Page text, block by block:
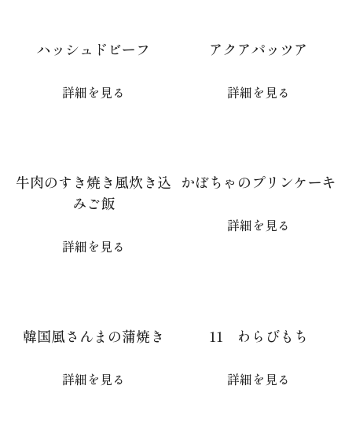
ハッシュドビーフ
詳細を見る
アクアパッツア
詳細を見る
牛肉のすき焼き風炊き込
みご飯
詳細を見る
かぼちゃのプリンケーキ
詳細を見る
韓国風さんまの蒲焼き
詳細を見る
11 わらびもち
詳細を見る